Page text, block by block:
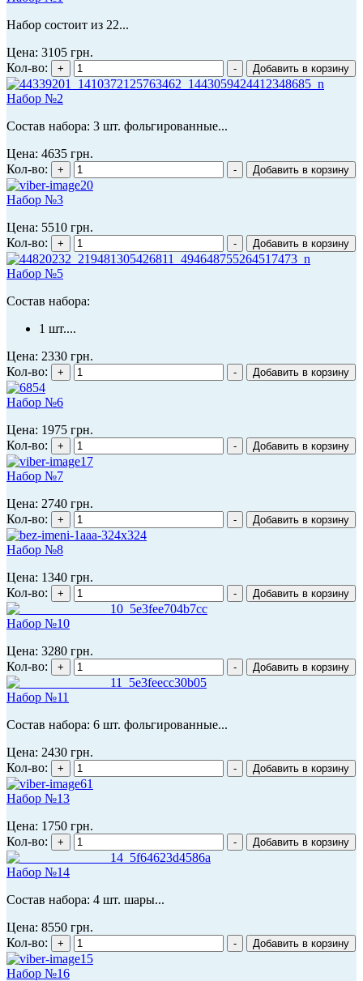
Набор состоит из 22...
Цена: 3105 грн.
Кол-во:
Набор №2
Состав набора: 3 шт. фольгированные...
Цена: 4635 грн.
Кол-во:
Набор №3
Цена: 5510 грн.
Кол-во:
Набор №5
Состав набора:
1 шт....
Цена: 2330 грн.
Кол-во:
Набор №6
Цена: 1975 грн.
Кол-во:
Набор №7
Цена: 2740 грн.
Кол-во:
Набор №8
Цена: 1340 грн.
Кол-во:
Набор №10
Цена: 3280 грн.
Кол-во:
Набор №11
Состав набора: 6 шт. фольгированные...
Цена: 2430 грн.
Кол-во:
Набор №13
Цена: 1750 грн.
Кол-во:
Набор №14
Состав набора: 4 шт. шары...
Цена: 8550 грн.
Кол-во:
Набор №16